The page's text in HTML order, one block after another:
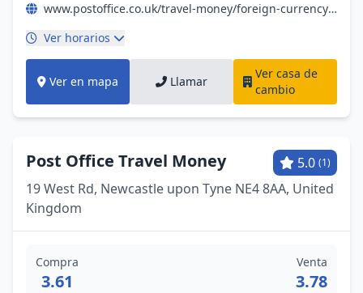
www.postoffice.co.uk/travel-money/foreign-currency?campaignid=gmb%7Efx%7Enil%7Ebp%7Epromo%7E19052023%7E&y_source=1_NjI0OTQyNjYtNzE1LWxvY2F0aW9uLndlYnNpdGU%3D
Ver horarios
Ver en mapa Llamar
Ver casa de
cambio
Post Office Travel Money 5.0 (1)
19 West Rd, Newcastle upon Tyne NE4 8AA, United
Kingdom
Compra
3.61
Venta
3.78